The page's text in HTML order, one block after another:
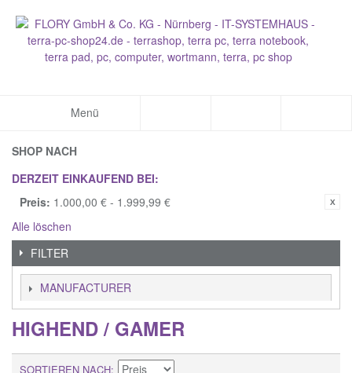
Menü
SHOP NACH
DERZEIT EINKAUFEND BEI:
Preis: 1.000,00 € - 1.999,99 €
Alle löschen
FILTER
MANUFACTURER
HIGHEND / GAMER
SORTIEREN NACH